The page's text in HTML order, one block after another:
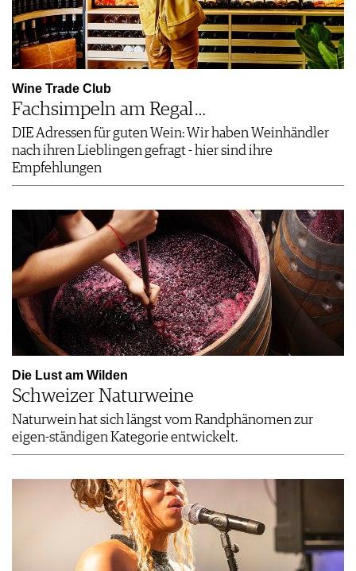
Wine Trade Club
Fachsimpeln am Regal …
DIE Adressen für guten Wein: Wir haben Weinhändler
nach ihren Lieblingen gefragt - hier sind ihre
Empfehlungen
Die Lust am Wilden
Schweizer Naturweine
Naturwein hat sich längst vom Randphänomen zur
eigen-ständigen Kategorie entwickelt.